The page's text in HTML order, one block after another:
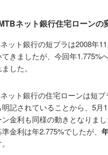
ネット銀行住宅ローンの
ット銀行の短プラは2008年
きましたが、今回年1.775%
した。
ット銀行の住宅ローンは短
記されていることから、5月
金利も同様の動きとなりまし
金利は年2.775%でしたが、